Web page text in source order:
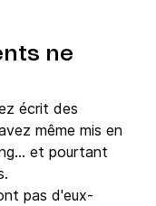
ne
écrit des
même mis en
et pourtant
pas d'eux-